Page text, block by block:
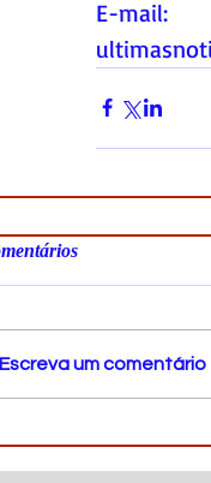
E-mail:
Escreva um comentário